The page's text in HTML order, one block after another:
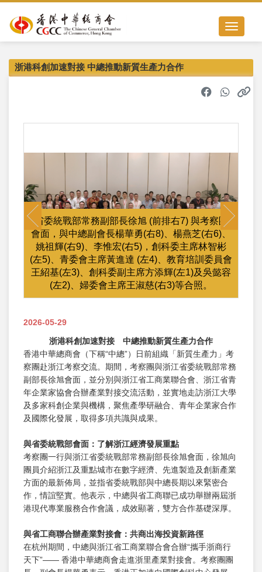
Toggle
浙港科創加速對接 中總推動新質生產力合作
省委統戰部常務副部長徐旭 (前排右7) 與考察團
會面，與中總副會長楊華勇(右8)、楊燕芝(右6)、
姚祖輝(右9)、李惟宏(右5)，創科委主席林智彬
(左5)、青委會主席黃進達 (左4)、教育培訓委員會
王紹基(左3)、創科委副主席方添輝(左1)及吳懿容
(左2)、婦委會主席王淑慈(右3)等合照。
Previous Next
2026-05-29
浙港科創加速對接 中總推動新質生產力合作
香港中華總商會（下稱“中總”）日前組織「新質生產力」考
察團赴浙江考察交流。期間，考察團與浙江省委統戰部常務
副部長徐旭會面，並分別與浙江省工商業聯合會、浙江省青
年企業家協會合辦產業對接交流活動，並實地走訪浙江大學
及多家科創企業與機構，聚焦產學研融合、青年企業家合作
及國際化發展，取得多項共識與成果。
與省委統戰部會面：了解浙江經濟發展重點
考察團一行與浙江省委統戰部常務副部長徐旭會面，徐旭向
團員介紹浙江及重點城市在數字經濟、先進製造及創新產業
方面的最新佈局，並指省委統戰部與中總長期以來緊密合
作，情誼堅實。他表示，中總與省工商聯已成功舉辦兩屆浙
港現代專業服務合作會議，成效顯著，雙方合作基礎深厚。
與省工商聯合辦產業對接會：共商出海投資新路徑
在杭州期間，中總與浙江省工商業聯合會合辦“攜手浙商行
天下”—— 香港中華總商會走進浙里產業對接會。考察團團